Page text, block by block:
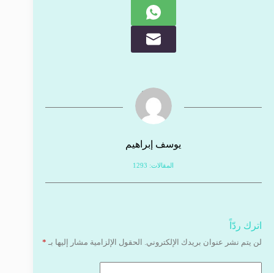
يوسف إبراهيم
المقالات: 1293
اترك ردّاً
لن يتم نشر عنوان بريدك الإلكتروني. الحقول الإلزامية مشار إليها بـ *